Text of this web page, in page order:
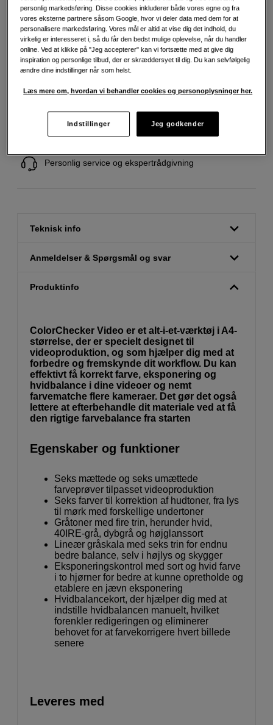
1.149 DKK
Antal
Læg i indkøbskurv
Fri fragt ved køb over 500 kr.
30 dages returret
Personlig service og ekspertrådgivning
Teknisk info
Anmeldelser & Spørgsmål og svar
Produktinfo
ColorChecker Video er et alt-i-et-værktøj i A4-
størrelse, der er specielt designet til
videoproduktion, og som hjælper dig med at
forbedre og fremskynde dit workflow. Du kan
effektivt få korrekt farve, eksponering og
hvidbalance i dine videoer og nemt
farvematche flere kameraer. Det gør det også
lettere at efterbehandle dit materiale ved at få
den rigtige farvebalance fra starten
Egenskaber og funktioner
Seks mættede og seks umættede
farveprøver tilpasset videoproduktion
Seks farver til korrektion af hudtoner, fra lys
til mørk med forskellige undertoner
Gråtoner med fire trin, herunder hvid,
40IRE-grå, dybgrå og højglanssort
Lineær gråskala med seks trin for endnu
bedre balance, selv i højlys og skygger
Eksponeringskontrol med sort og hvid farve
i to hjørner for bedre at kunne opretholde og
etablere en jævn eksponering
Hvidbalancekort, der hjælper dig med at
indstille hvidbalancen manuelt, hvilket
forenkler redigeringen og eliminerer
behovet for at farvekorrigere hvert billede
senere
Leveres med
personlig markedsføring. Disse cookies inkluderer både vores egne og fra
vores eksterne partnere såsom Google, hvor vi deler data med dem for at
personalisere markedsføring. Vores mål er altid at vise dig det indhold, du
virkelig er interesseret i, så du får den bedst mulige oplevelse, når du handler
online. Ved at klikke på "Jeg accepterer" kan vi fortsætte med at give dig
inspiration og personlige tilbud, der er skræddersyet til dig. Du kan selvfølgelig
ændre dine indstillinger når som helst.
Læs mere om, hvordan vi behandler cookies og personoplysninger her.
Indstillinger Jeg godkender